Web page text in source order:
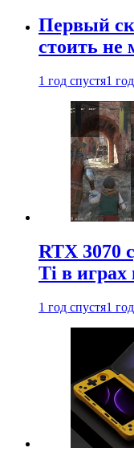
Первый
стоить не
1 год спустя1
RTX 3070
Ti в играх
1 год спустя1